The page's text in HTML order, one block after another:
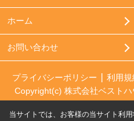
ホーム
お問い合わせ
プライバシーポリシー 利用規
Copyright(c) 株式会社ベスト
当サイトでは、お客様の当サイト利